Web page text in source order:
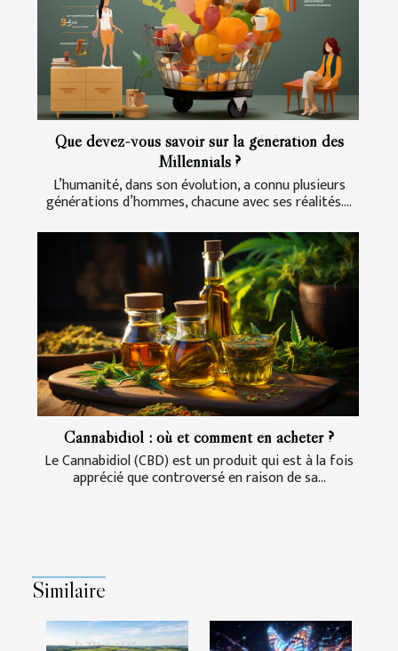
Que devez-vous savoir sur la génération des
Millennials ?
L’humanité, dans son évolution, a connu plusieurs
générations d’hommes, chacune avec ses réalités....
Cannabidiol : où et comment en acheter ?
Le Cannabidiol (CBD) est un produit qui est à la fois
apprécié que controversé en raison de sa...
Similaire